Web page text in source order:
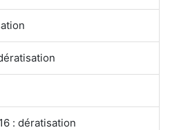
: dératisation